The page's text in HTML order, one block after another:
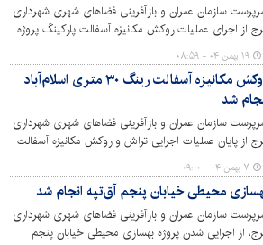
سازمان عمران و بازآفرینی فضاهای شهری شهرداری
از اجرای عملیات روکش مکانیزه آسفالت پارکینگ پروژه
پارکرود به عنوان یکی از پروژه‌های شاخص گردشگری کرج خبر
۱۹ بهمن ۰۴ - ۰۸:۵۹
روکش مکانیزه آسفالت رینگ ۳۰ متری اسلام‌آباد
شد
سازمان عمران و بازآفرینی فضاهای شهری شهرداری
از پایان عملیات اجرایی تراش و روکش مکانیزه آسفالت
رینگ سی متری تپه مرادآب با رویکرد عدالت محوری و توزیع
امکانات شهری در مناطق کم برخودار خبر داد.
۷ بهمن ۰۴ - ۰۹:۰۰
محیطی خیابان پنجم آق‌تپه انجام شد
سازمان عمران و بازآفرینی فضاهای شهری شهرداری
از اجرایی شدن پروژه بهسازی محیطی خیابان پنجم